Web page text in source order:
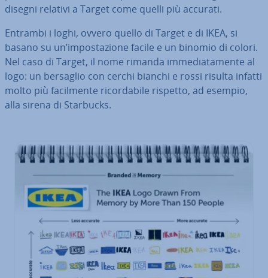
disegni relativi a Target come quelli più accurati.
Entrambi i loghi, ovvero quello di Target e di IKEA, si
basano su un’im­po­sta­zio­ne facile e un binomio di colori.
Nel caso di Target, il nome rimanda im­me­dia­ta­men­te al
logo: un bersaglio con cerchi bianchi e rossi risulta infatti
molto più fa­cil­men­te ri­cor­da­bi­le rispetto, ad esempio,
alla sirena di Starbucks.